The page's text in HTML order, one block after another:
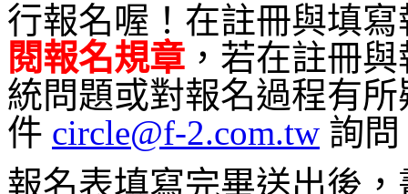
行報名喔！在註冊與填
閱報名規章 ，若在註冊
統問題或對報名過程有
件 circle@f-2.com.tw 詢問
報名表填寫完畢送出後